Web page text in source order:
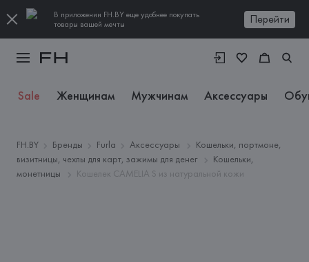
В приложении FH.BY еще удобнее покупать
товары вашей мечты
Перейти
Sale Женщинам Мужчинам Аксессуары
FH.BY Бренды Furla Аксессуары
Кошельки, портмоне,
визитницы, чехлы для карт, зажимы для денег
Кошельки,
монетницы
Кошелек CAMELIA S из натуральной кожи